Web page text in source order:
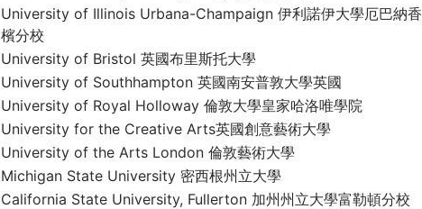
University of Illinois Urbana-Champaign 伊利諾伊大學厄巴納香
檳分校
University of Bristol 英國布里斯托大學
University of Southhampton 英國南安普敦大學英國
University of Royal Holloway 倫敦大學皇家哈洛唯學院
University for the Creative Arts英國創意藝術大學
University of the Arts London 倫敦藝術大學
Michigan State University 密西根州立大學
California State University, Fullerton 加州州立大學富勒頓分校